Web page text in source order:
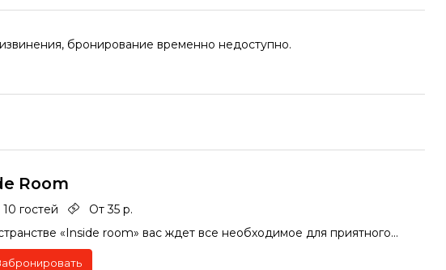
бронирование временно недоступно.
Room
гостей
От 35 р.
«Inside room» вас ждет все необходимое для приятного...